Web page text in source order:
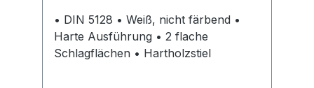
• DIN 5128 • Weiß, nicht färbend •
Harte Ausführung • 2 flache
Schlagflächen • Hartholzstiel